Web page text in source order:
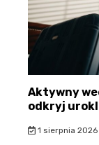
Aktywny
odkryj
1 sierpnia 2026